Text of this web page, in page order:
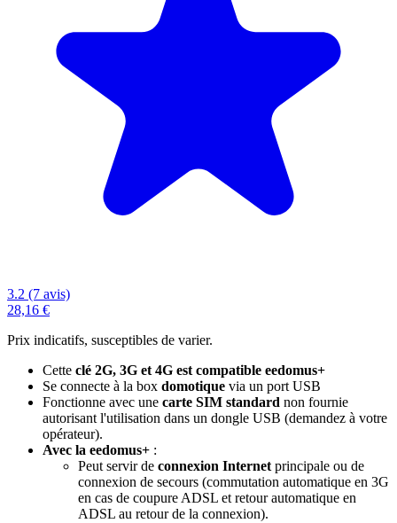
3.2 (7 avis)
28,16 €
Prix indicatifs, susceptibles de varier.
Cette clé 2G, 3G et 4G est compatible eedomus+
Se connecte à la box domotique via un port USB
Fonctionne avec une carte SIM standard non fournie
autorisant l'utilisation dans un dongle USB (demandez à votre
opérateur).
Avec la eedomus+ :
Peut servir de connexion Internet principale ou de
connexion de secours (commutation automatique en 3G
en cas de coupure ADSL et retour automatique en
ADSL au retour de la connexion).